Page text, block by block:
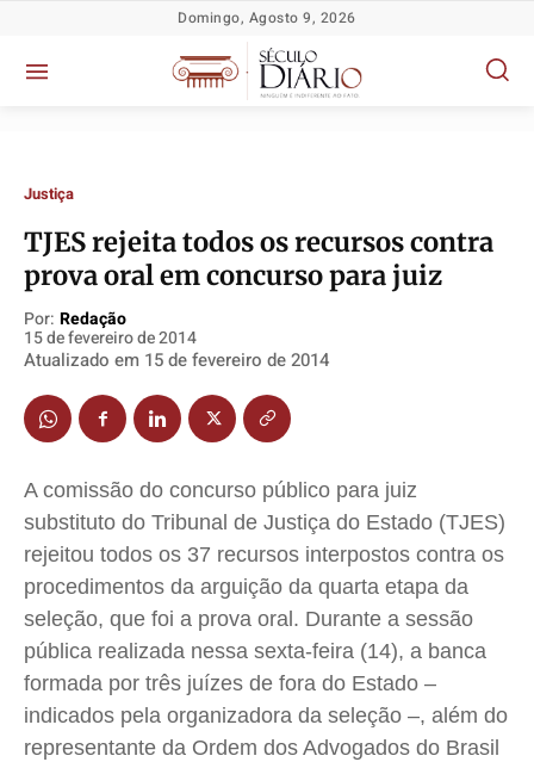
Política
TV Século
Educação
Meio Ambiente
Saúde
Cidades
Direitos
Economia
Colunas
Caetano Roque
Política
TV Século
Educação
Meio Ambiente
Saúde
Cidades
Direitos
Economia
Colunas
Caetano Roque
Política
TV Século
Educação
Meio Ambiente
Saúde
Cidades
Direitos
Economia
Colunas
Caetano Roque
Política
TV Século
Educação
Meio Ambiente
Saúde
Cidades
Direitos
Economia
Colunas
Caetano Roque
Domingo, Agosto 9, 2026
Justiça
TJES rejeita todos os recursos contra
prova oral em concurso para juiz
Por: Redação
15 de fevereiro de 2014
Atualizado em 15 de fevereiro de 2014
A comissão do concurso público para juiz
substituto do Tribunal de Justiça do Estado (TJES)
rejeitou todos os 37 recursos interpostos contra os
procedimentos da arguição da quarta etapa da
seleção, que foi a prova oral. Durante a sessão
pública realizada nessa sexta-feira (14), a banca
formada por três juízes de fora do Estado –
indicados pela organizadora da seleção –, além do
representante da Ordem dos Advogados do Brasil